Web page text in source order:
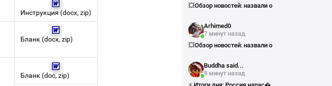
Инструкция (docx, zip)
Бланк (docx, zip)
Бланк (doc, zip)
💥Обзор новостей: назвали о
Arhimed0
7 минут назад
💥Обзор новостей: назвали о
Buddha said...
8 минут назад